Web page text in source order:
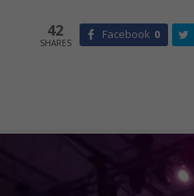
42
SHARES
Facebook 0